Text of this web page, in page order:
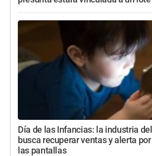
Día de las Infancias: la industria
busca recuperar ventas y alerta
las pantallas